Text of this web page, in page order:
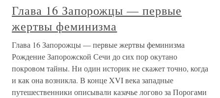
Глава 16 Запорожцы — первые
жертвы феминизма
Глава 16 Запорожцы — первые жертвы феминизма
Рождение Запорожской Сечи до сих пор окутано
покровом тайны. Ни один историк не скажет точно, когда
и как она возникла. В конце XVI века западные
путешественники описывали казачье логово за Порогами